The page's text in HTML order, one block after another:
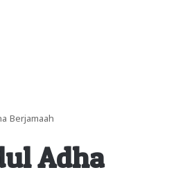
Berjamaah
Adha